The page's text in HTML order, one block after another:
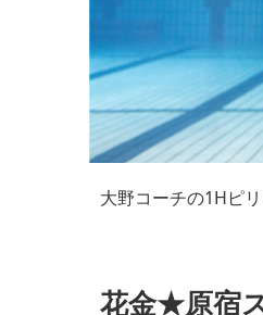
大野コーチの1Hピ
花金★原宿